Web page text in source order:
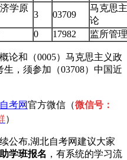
学原
3 03709
马克思
论
0 17982 监所管
论和（0005）马克思主义政
，须参加（03708）中国近
考网官方微信（微信号：
）
公布,湖北自考网建议大家
学班报名 ，有系统的学习流